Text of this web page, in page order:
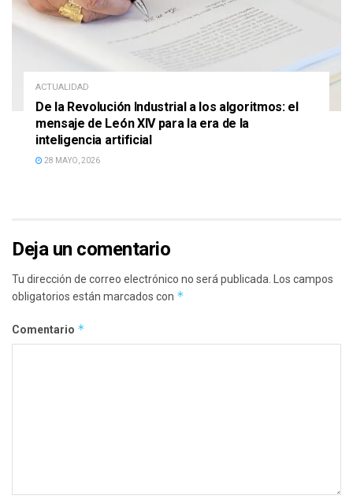
ACTUALIDAD
De la Revolución Industrial a los algoritmos: el
mensaje de León XIV para la era de la
inteligencia artificial
28 MAYO, 2026
Deja un comentario
Tu dirección de correo electrónico no será publicada. Los campos
obligatorios están marcados con *
Comentario *